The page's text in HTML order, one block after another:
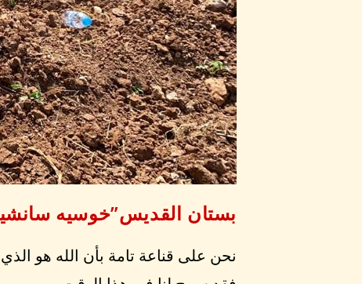
بستان القديس”خوسيه
نحن على قناعة تامة بأن الله هو